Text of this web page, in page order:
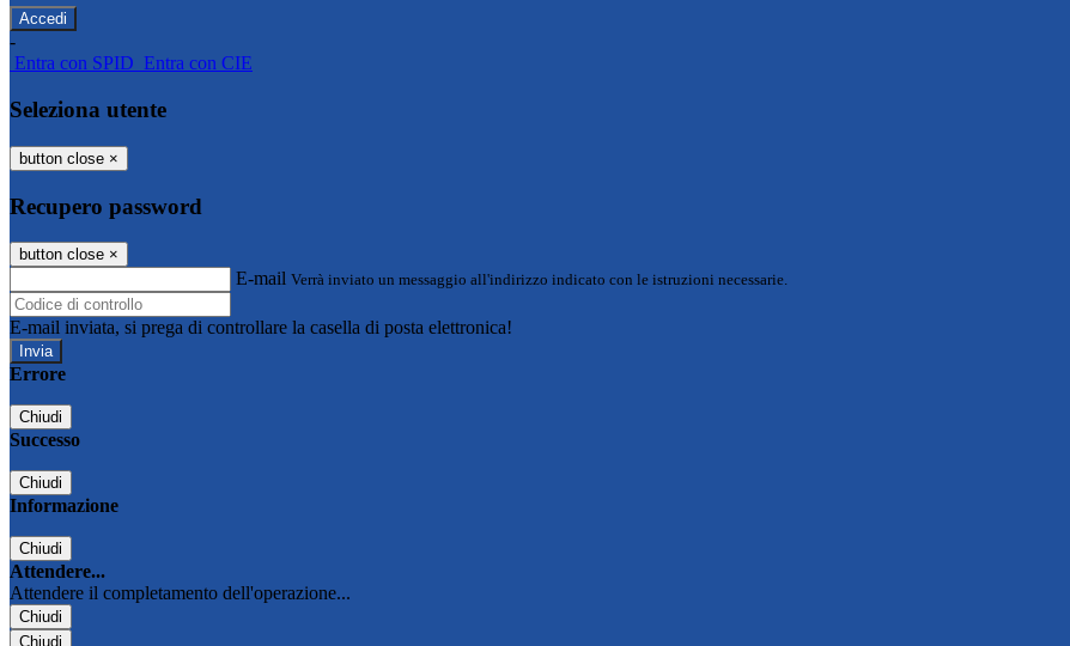
-
Entra con SPID Entra con CIE
Seleziona utente
button close ×
Recupero password
button close ×
E-mail Verrà inviato un messaggio all'indirizzo indicato con le istruzioni necessarie.
E-mail inviata, si prega di controllare la casella di posta elettronica!
Errore
Chiudi
Successo
Chiudi
Informazione
Chiudi
Attendere...
Attendere il completamento dell'operazione...
Chiudi
Chiudi